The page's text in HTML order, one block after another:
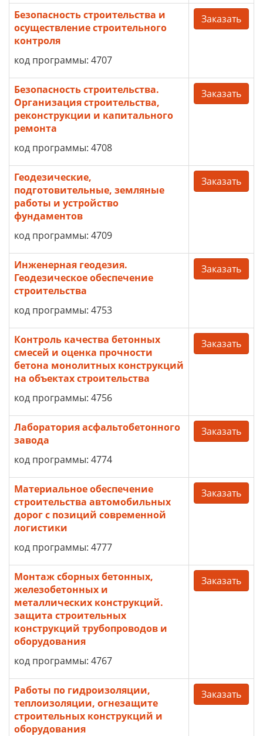
Безопасность строительства и
осуществление строительного
контроля
код программы: 4707
Заказать
Безопасность строительства.
Организация строительства,
реконструкции и капитального
ремонта
код программы: 4708
Заказать
Геодезические,
подготовительные, земляные
работы и устройство
фундаментов
код программы: 4709
Заказать
Инженерная геодезия.
Геодезическое обеспечение
строительства
код программы: 4753
Заказать
Контроль качества бетонных
смесей и оценка прочности
бетона монолитных конструкций
на объектах строительства
код программы: 4756
Заказать
Лаборатория асфальтобетонного
завода
код программы: 4774
Заказать
Материальное обеспечение
строительства автомобильных
дорог с позиций современной
логистики
код программы: 4777
Заказать
Монтаж сборных бетонных,
железобетонных и
металлических конструкций.
защита строительных
конструкций трубопроводов и
оборудования
код программы: 4767
Заказать
Работы по гидроизоляции,
теплоизоляции, огнезащите
строительных конструкций и
оборудования
Заказать